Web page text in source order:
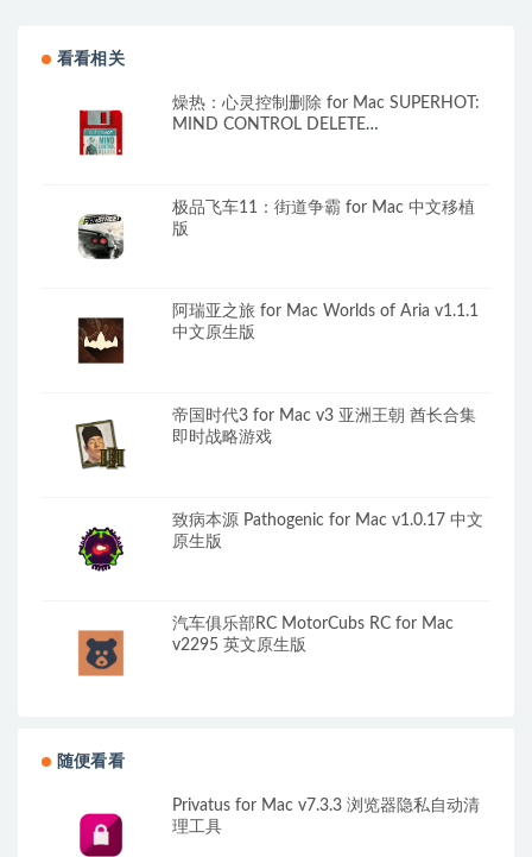
看看相关
燥热：心灵控制删除 for Mac SUPERHOT:
MIND CONTROL DELETE
极品飞车11：街道争霸 for Mac 中文移植
版
阿瑞亚之旅 for Mac Worlds of Aria v1.1.1
中文原生版
帝国时代3 for Mac v3 亚洲王朝 酋长合集
即时战略游戏
致病本源 Pathogenic for Mac v1.0.17 中文
原生版
汽车俱乐部RC MotorCubs RC for Mac
v2295 英文原生版
随便看看
Privatus for Mac v7.3.3 浏览器隐私自动清
理工具